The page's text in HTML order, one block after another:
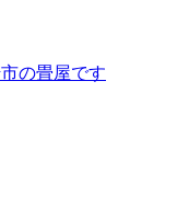
の畳屋です